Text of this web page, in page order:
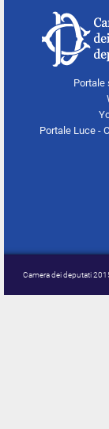
Portale
Portale Luce -
Camera dei deputati